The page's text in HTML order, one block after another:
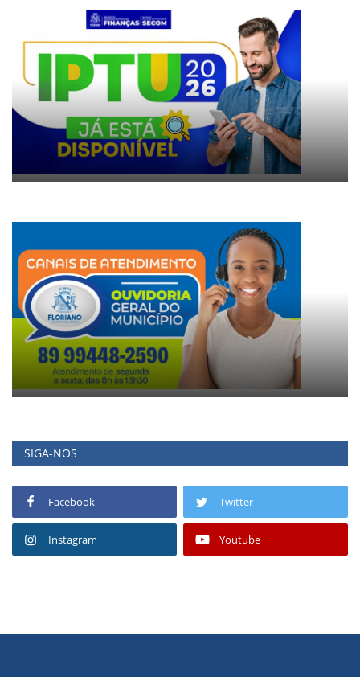
SIGA-NOS
Facebook Twitter
Instagram Youtube